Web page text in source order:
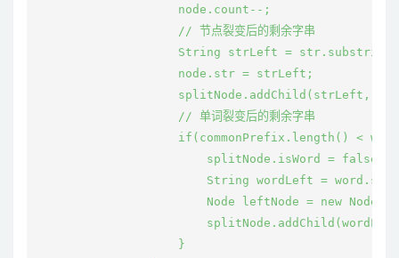
                    node.count--;
                    // 节点裂变后的剩余字串
String strLeft =
                    node.str = strLeft;
splitNode.addChild(strLeft,
                    // 单词裂变后的剩余字串
if(commonPrefix.length() <
                        splitNode.isWord = false;
String wordLeft =
Node leftNode = new
                    }